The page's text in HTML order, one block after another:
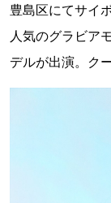
豊島区にてサイ
人気のグラビア
デルが出演。ク